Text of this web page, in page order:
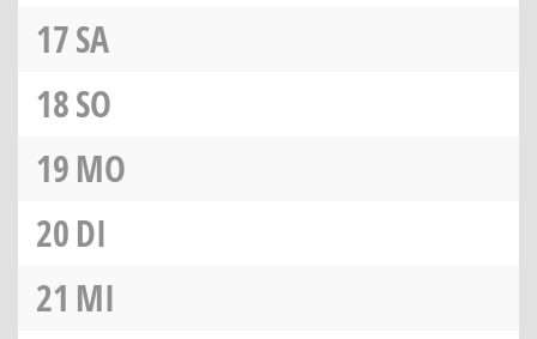
17SA
18SO
19MO
20DI
21 MI